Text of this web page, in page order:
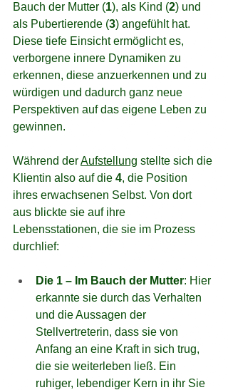
Bauch der Mutter (1), als Kind (2) und
als Pubertierende (3) angefühlt hat.
Diese tiefe Einsicht ermöglicht es,
verborgene innere Dynamiken zu
erkennen, diese anzuerkennen und zu
würdigen und dadurch ganz neue
Perspektiven auf das eigene Leben zu
gewinnen.
Während der Aufstellung stellte sich die
Klientin also auf die 4, die Position
ihres erwachsenen Selbst. Von dort
aus blickte sie auf ihre
Lebensstationen, die sie im Prozess
durchlief:
Die 1 – Im Bauch der Mutter: Hier
erkannte sie durch das Verhalten
und die Aussagen der
Stellvertreterin, dass sie von
Anfang an eine Kraft in sich trug,
die sie weiterleben ließ. Ein
ruhiger, lebendiger Kern in ihr Sie